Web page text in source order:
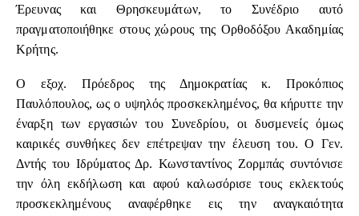
Έρευνας και Θρησκευμάτων, το Συνέδριο αυτό
πραγματοποιήθηκε στους χώρους της Ορθοδόξου Ακαδημίας
Κρήτης.
Ο εξοχ. Πρόεδρος της Δημοκρατίας κ. Προκόπιος
Παυλόπουλος, ως ο υψηλός προσκεκλημένος, θα κήρυττε την
έναρξη των εργασιών του Συνεδρίου, οι δυσμενείς όμως
καιρικές συνθήκες δεν επέτρεψαν την έλευση του. Ο Γεν.
Δντής του Ιδρύματος Δρ. Κωνσταντίνος Ζορμπάς συντόνισε
την όλη εκδήλωση και αφού καλωσόρισε τους εκλεκτούς
προσκεκλημένους αναφέρθηκε εις την αναγκαιότητα